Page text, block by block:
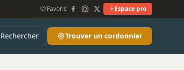
Favoris Espace pro
Rechercher Trouver un cordonnier